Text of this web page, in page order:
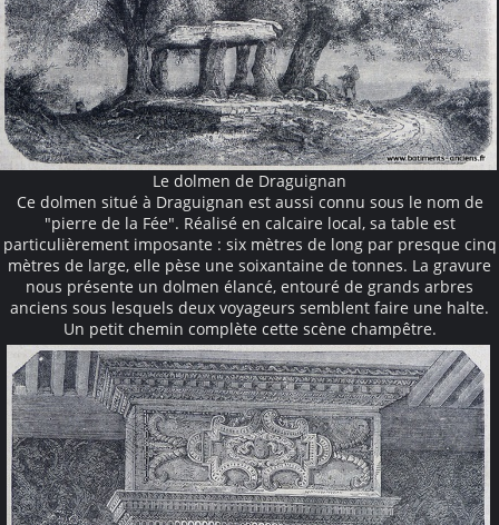
Le dolmen de Draguignan
Ce dolmen situé à Draguignan est aussi connu sous le nom de
"pierre de la Fée". Réalisé en calcaire local, sa table est
particulièrement imposante : six mètres de long par presque cinq
mètres de large, elle pèse une soixantaine de tonnes. La gravure
nous présente un dolmen élancé, entouré de grands arbres
anciens sous lesquels deux voyageurs semblent faire une halte.
Un petit chemin complète cette scène champêtre.